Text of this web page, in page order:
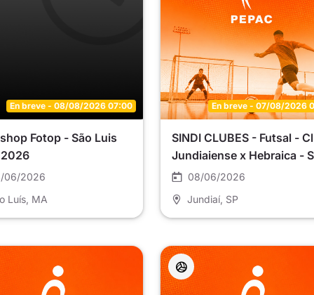
En breve - 08/08/2026 07:00
Fotop - São Luis
06/2026
Luís , MA
En breve - 07/08/2026
SINDI CLUBES - Futsal -
Jundiaiense x Hebraica -
9
08/06/2026
Jundiaí , SP